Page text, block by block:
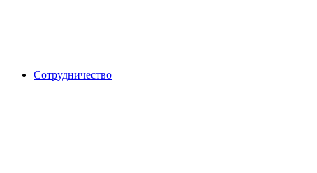
Сотрудничество